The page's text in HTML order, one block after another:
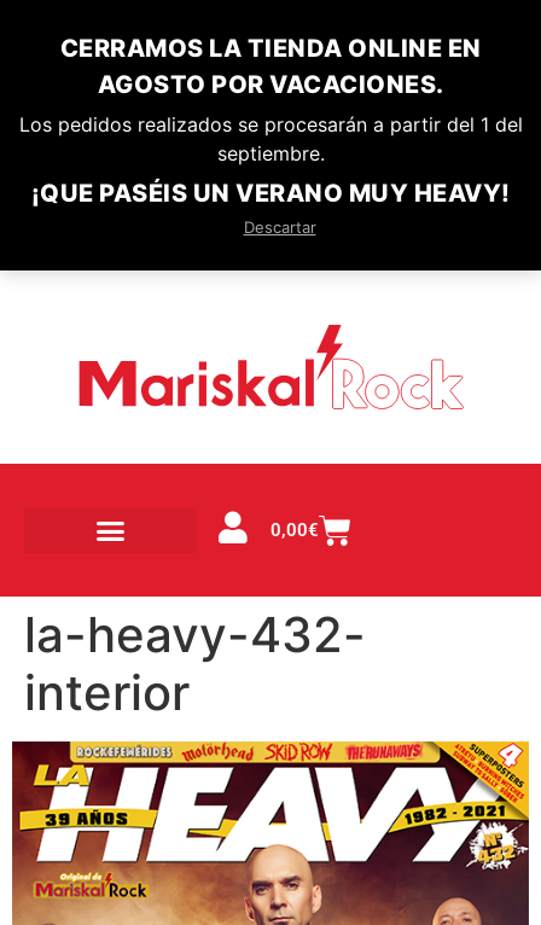
CERRAMOS LA TIENDA ONLINE EN
AGOSTO POR VACACIONES.
Los pedidos realizados se procesarán a partir del 1 del
septiembre.
¡QUE PASÉIS UN VERANO MUY HEAVY!
Descartar
0,00€
la-heavy-432-
interior